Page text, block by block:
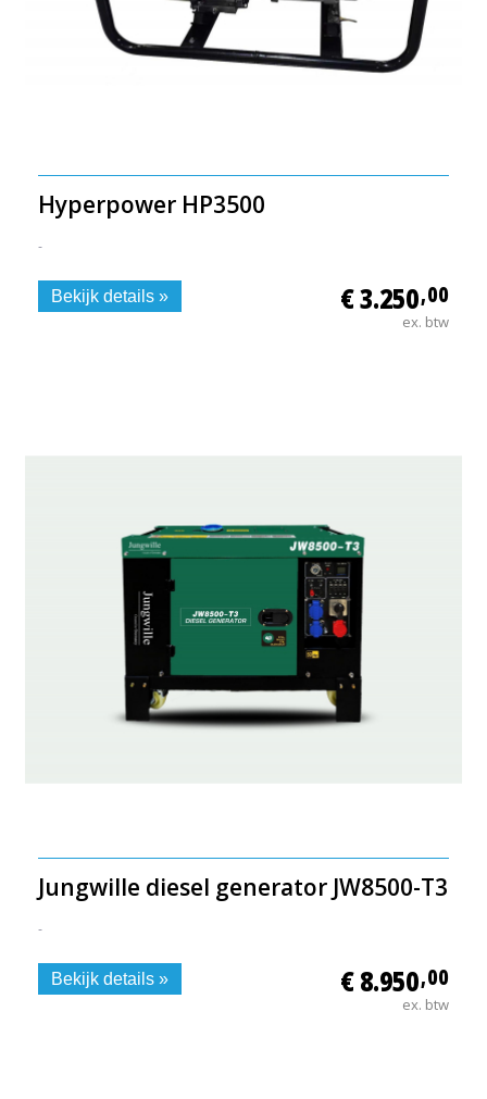
Hyperpower HP3500
-
€ 3.250,00
ex. btw
Bekijk details »
Jungwille diesel generator JW8500-T3
-
€ 8.950,00
ex. btw
Bekijk details »